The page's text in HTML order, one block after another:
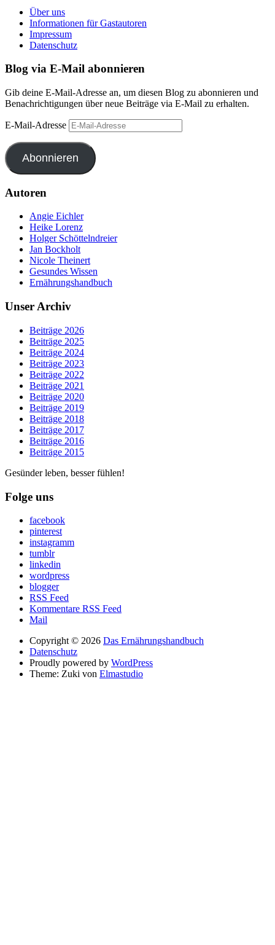
Über uns
Informationen für Gastautoren
Impressum
Datenschutz
Blog via E-Mail abonnieren
Gib deine E-Mail-Adresse an, um diesen Blog zu abonnieren und
Benachrichtigungen über neue Beiträge via E-Mail zu erhalten.
E-Mail-Adresse
Abonnieren
Autoren
Angie Eichler
Heike Lorenz
Holger Schöttelndreier
Jan Bockholt
Nicole Theinert
Gesundes Wissen
Ernährungshandbuch
Unser Archiv
Beiträge 2026
Beiträge 2025
Beiträge 2024
Beiträge 2023
Beiträge 2022
Beiträge 2021
Beiträge 2020
Beiträge 2019
Beiträge 2018
Beiträge 2017
Beiträge 2016
Beiträge 2015
Gesünder leben, besser fühlen!
Folge uns
facebook
pinterest
instagramm
tumblr
linkedin
wordpress
blogger
RSS Feed
Kommentare RSS Feed
Mail
Copyright © 2026 Das Ernährungshandbuch
Datenschutz
Proudly powered by WordPress
Theme: Zuki von Elmastudio